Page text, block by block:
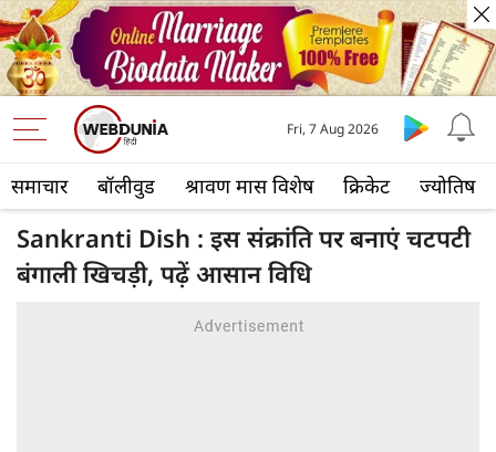
समाचार बॉलीवुड श्रावण मास विशेष क्रिकेट ज्योतिष
Fri, 7 Aug 2026
Sankranti Dish : इस संक्रांति पर बनाएं चटपटी
बंगाली खिचड़ी, पढ़ें आसान विधि